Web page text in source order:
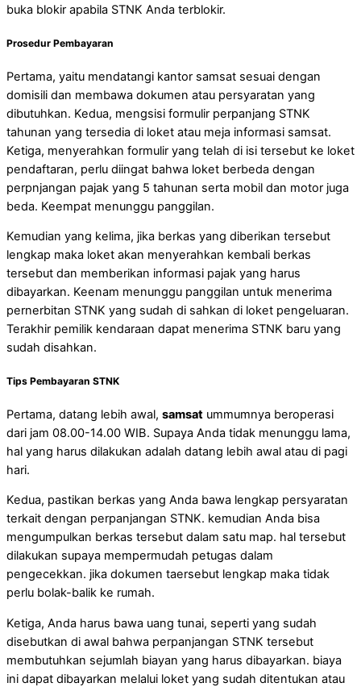
buka blokir apabila STNK Anda terblokir.
Prosedur Pembayaran
Pertama, yaitu mendatangi kantor samsat sesuai dengan
domisili dan membawa dokumen atau persyaratan yang
dibutuhkan. Kedua, mengsisi formulir perpanjang STNK
tahunan yang tersedia di loket atau meja informasi samsat.
Ketiga, menyerahkan formulir yang telah di isi tersebut ke loket
pendaftaran, perlu diingat bahwa loket berbeda dengan
perpnjangan pajak yang 5 tahunan serta mobil dan motor juga
beda. Keempat menunggu panggilan.
Kemudian yang kelima, jika berkas yang diberikan tersebut
lengkap maka loket akan menyerahkan kembali berkas
tersebut dan memberikan informasi pajak yang harus
dibayarkan. Keenam menunggu panggilan untuk menerima
pernerbitan STNK yang sudah di sahkan di loket pengeluaran.
Terakhir pemilik kendaraan dapat menerima STNK baru yang
sudah disahkan.
Tips Pembayaran STNK
Pertama, datang lebih awal, samsat ummumnya beroperasi
dari jam 08.00-14.00 WIB. Supaya Anda tidak menunggu lama,
hal yang harus dilakukan adalah datang lebih awal atau di pagi
hari.
Kedua, pastikan berkas yang Anda bawa lengkap persyaratan
terkait dengan perpanjangan STNK. kemudian Anda bisa
mengumpulkan berkas tersebut dalam satu map. hal tersebut
dilakukan supaya mempermudah petugas dalam
pengecekkan. jika dokumen taersebut lengkap maka tidak
perlu bolak-balik ke rumah.
Ketiga, Anda harus bawa uang tunai, seperti yang sudah
disebutkan di awal bahwa perpanjangan STNK tersebut
membutuhkan sejumlah biayan yang harus dibayarkan. biaya
ini dapat dibayarkan melalui loket yang sudah ditentukan atau